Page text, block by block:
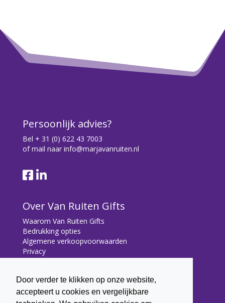
Door verder te klikken op onze website,
accepteert u cookies en vergelijkbare
Persoonlijk advies?
Bel + 31 (0) 622 43 7003
of mail naar info@marjavanruiten.nl
Over Van Ruiten Gifts
Waarom Van Ruiten Gifts
Bedrukking opties
Algemene verkoopvoorwaarden
Privacy
Contact
Contact